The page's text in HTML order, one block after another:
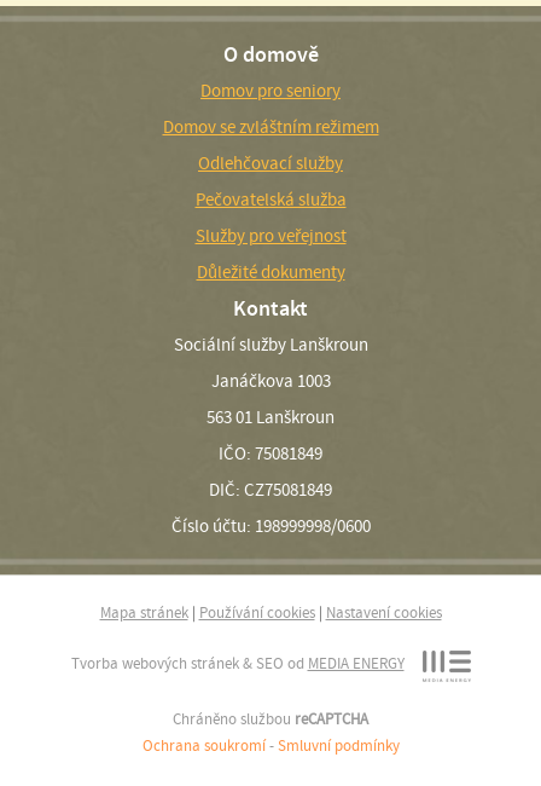
O domově
Domov pro seniory
Domov se zvláštním režimem
Odlehčovací služby
Pečovatelská služba
Služby pro veřejnost
Důležité dokumenty
Kontakt
Sociální služby Lanškroun
Janáčkova 1003
563 01 Lanškroun
IČO: 75081849
DIČ: CZ75081849
Číslo účtu: 198999998/0600
Mapa stránek| Používání cookies| Nastavení cookies
Tvorba webových stránek & SEO od MEDIA ENERGY
Chráněno službou reCAPTCHA
Ochrana soukromí -Smluvní podmínky